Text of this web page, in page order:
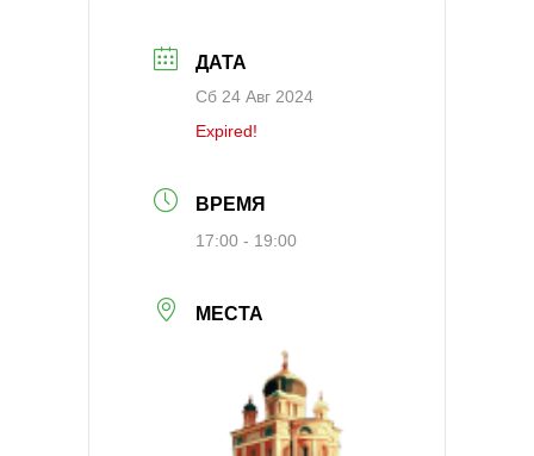
ДАТА
Сб 24 Авг 2024
Expired!
ВРЕМЯ
17:00 - 19:00
МЕСТА